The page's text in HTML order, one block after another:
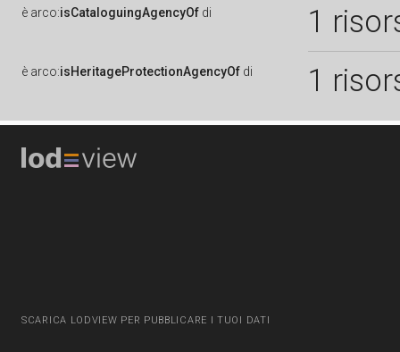
è arco:isCataloguingAgencyOf di 1
è arco:isHeritageProtectionAgencyOf di 1
SCARICA LODVIEW PER PUBBLICARE I TUOI DATI